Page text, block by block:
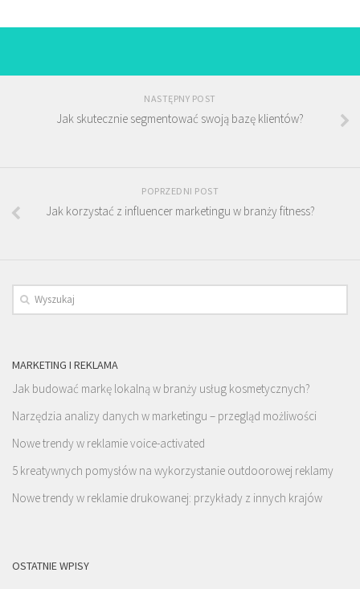
NASTĘPNY POST
Jak skutecznie segmentować swoją bazę klientów?
POPRZEDNI POST
Jak korzystać z influencer marketingu w branży fitness?
MARKETING I REKLAMA
Jak budować markę lokalną w branży usług kosmetycznych?
Narzędzia analizy danych w marketingu – przegląd możliwości
Nowe trendy w reklamie voice-activated
5 kreatywnych pomysłów na wykorzystanie outdoorowej reklamy
Nowe trendy w reklamie drukowanej: przykłady z innych krajów
OSTATNIE WPISY